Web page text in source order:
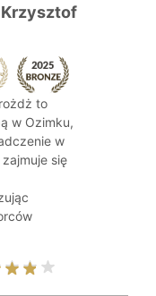
Krzysztof
to
w Ozimku,
w
się